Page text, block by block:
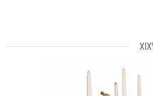
XIX